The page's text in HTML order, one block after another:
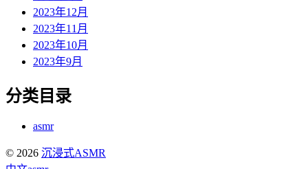
2023年12月
2023年11月
2023年10月
2023年9月
分类目录
asmr
© 2026 沉浸式ASMR